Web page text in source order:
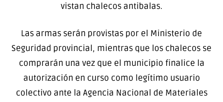
vistan chalecos antibalas.
Las armas serán provistas por el Ministerio de
Seguridad provincial, mientras que los chalecos se
comprarán una vez que el municipio finalice la
autorización en curso como legítimo usuario
colectivo ante la Agencia Nacional de Materiales